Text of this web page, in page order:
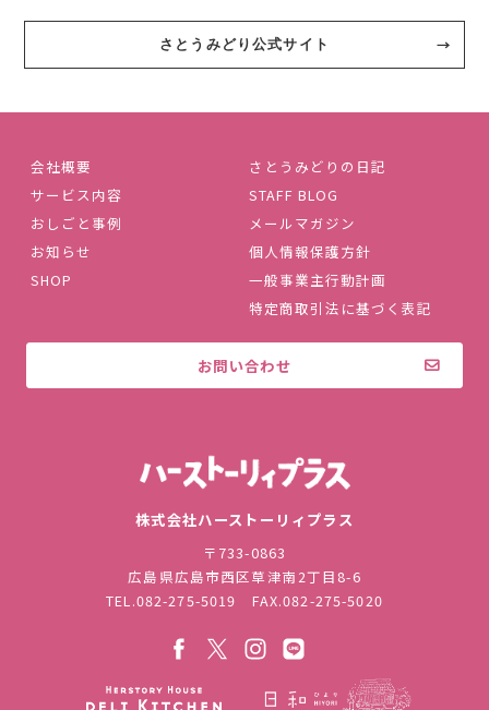
さとうみどり公式サイト
会社概要
サービス内容
おしごと事例
お知らせ
SHOP
さとうみどりの日記
STAFF BLOG
メールマガジン
個人情報保護方針
一般事業主行動計画
特定商取引法に基づく表記
お問い合わせ
株式会社ハーストーリィプラス
〒733-0863
広島県広島市西区草津南2丁目8-6
TEL.082-275-5019 FAX.082-275-5020